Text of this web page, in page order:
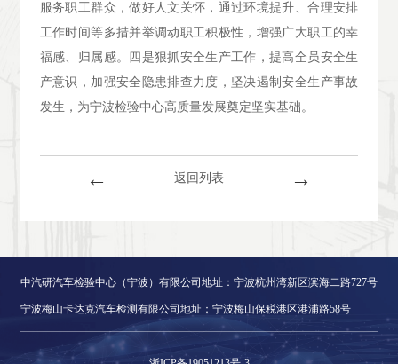
服务职工群众，做好人文关怀，通过环境提升、合理安排
工作时间等多措并举调动职工积极性，增强广大职工的幸
福感、归属感。四是狠抓安全生产工作，提高全员安全生
产意识，加强安全隐患排查力度，坚决遏制安全生产事故
发生，为宁波检验中心高质量发展奠定坚实基础。
← 返回列表 →
中汽研汽车检验中心（宁波）有限公司地址：宁波杭州湾新区滨海二路727号
宁波梅山卡达克汽车检测有限公司地址：宁波梅山保税港区港浦路58号